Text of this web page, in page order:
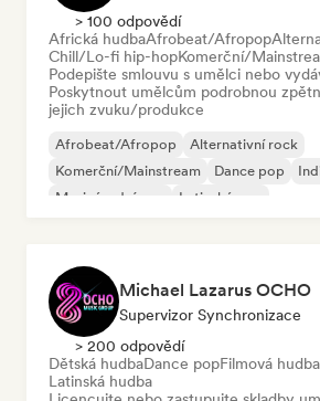
> 100 odpovědí
Africká hudbaAfrobeat/Afropop
Chill/Lo-fi hip-hopKomerční/
Podepište smlouvu s umělci nebo
Poskytnout umělcům podrobnou
jejich zvuku/produkce
Afrobeat/Afropop
Alternativní rock
Komerční/Mainstream
Dance pop
Mezinárodní pop
Latinský pop
Michael Lazarus OCHO
Supervizor Synchronizace
> 200 odpovědí
Dětská hudbaDance popFilmová hudba
Latinská hudba